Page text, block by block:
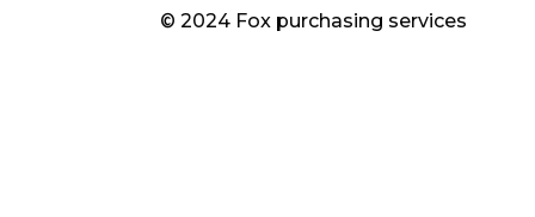
© 2024 Fox purchasing services